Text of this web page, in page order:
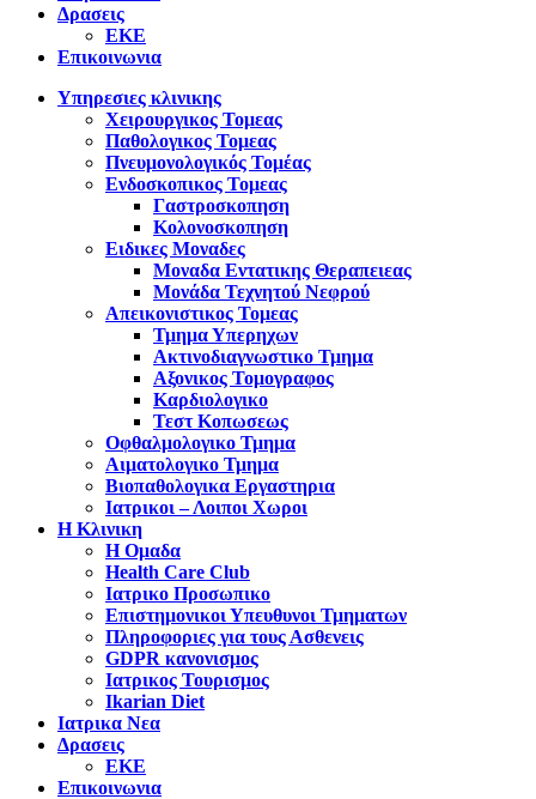
Δρασεις
ΕΚΕ
Επικοινωνια
Υπηρεσιες κλινικης
Χειρουργικος Τομεας
Παθολογικος Τομεας
Πνευμονολογικός Τομέας
Ενδοσκοπικος Τομεας
Γαστροσκοπηση
Κολονοσκοπηση
Ειδικες Μοναδες
Μοναδα Εντατικης Θεραπειεας
Μονάδα Τεχνητού Νεφρού
Απεικονιστικος Τομεας
Τμημα Υπερηχων
Ακτινοδιαγνωστικο Τμημα
Αξονικος Τομογραφος
Καρδιολογικο
Τεστ Κοπωσεως
Οφθαλμολογικο Τμημα
Αιματολογικο Τμημα
Βιοπαθολογικα Εργαστηρια
Ιατρικοι – Λοιποι Χωροι
Η Κλινικη
Η Ομαδα
Health Care Club
Ιατρικο Προσωπικο
Επιστημονικοι Υπευθυνοι Τμηματων
Πληροφοριες για τους Ασθενεις
GDPR κανονισμος
Ιατρικος Τουρισμος
Ikarian Diet
Ιατρικα Νεα
Δρασεις
ΕΚΕ
Επικοινωνια